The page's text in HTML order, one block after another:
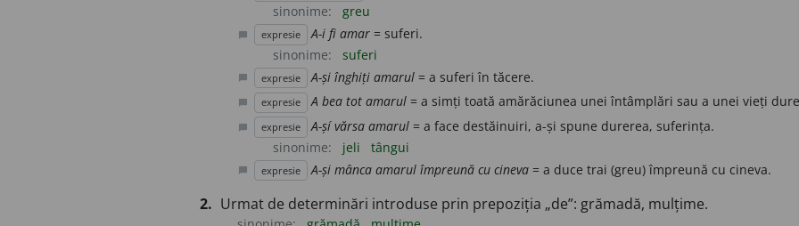
sinonime:
greu
expresie A-i fi amar = suferi.
sinonime:
suferi
chat_bubble expresie A-și înghiți amarul = a suferi în tăcere.
expresie A bea tot amarul = a simți toată amărăciunea unei întâmplări sau a unei vieți
expresie A-șí vărsa amarul = a face destăinuiri, a-și spune durerea, suferința.
sinonime:
jeli tângui
chat_bubble expresie A-și mânca amarul împreună cu cineva = a duce trai (greu) împreună cu cineva.
2. Urmat de determinări introduse prin prepoziția „de”: grămadă, mulțime.